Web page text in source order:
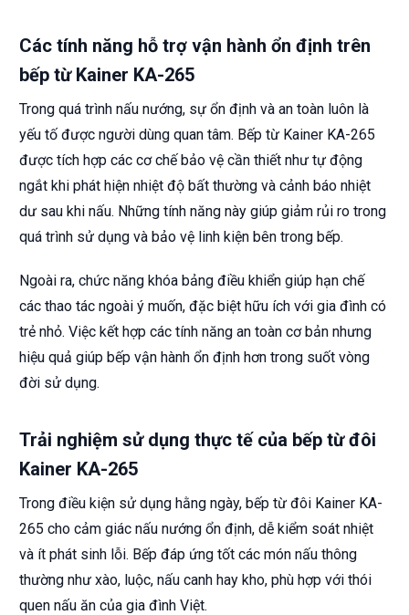
Các tính năng hỗ trợ vận hành ổn định trên
bếp từ Kainer KA-265
Trong quá trình nấu nướng, sự ổn định và an toàn luôn là
yếu tố được người dùng quan tâm. Bếp từ Kainer KA-265
được tích hợp các cơ chế bảo vệ cần thiết như tự động
ngắt khi phát hiện nhiệt độ bất thường và cảnh báo nhiệt
dư sau khi nấu. Những tính năng này giúp giảm rủi ro trong
quá trình sử dụng và bảo vệ linh kiện bên trong bếp.
Ngoài ra, chức năng khóa bảng điều khiển giúp hạn chế
các thao tác ngoài ý muốn, đặc biệt hữu ích với gia đình có
trẻ nhỏ. Việc kết hợp các tính năng an toàn cơ bản nhưng
hiệu quả giúp bếp vận hành ổn định hơn trong suốt vòng
đời sử dụng.
Trải nghiệm sử dụng thực tế của bếp từ đôi
Kainer KA-265
Trong điều kiện sử dụng hằng ngày, bếp từ đôi Kainer KA-
265 cho cảm giác nấu nướng ổn định, dễ kiểm soát nhiệt
và ít phát sinh lỗi. Bếp đáp ứng tốt các món nấu thông
thường như xào, luộc, nấu canh hay kho, phù hợp với thói
quen nấu ăn của gia đình Việt.